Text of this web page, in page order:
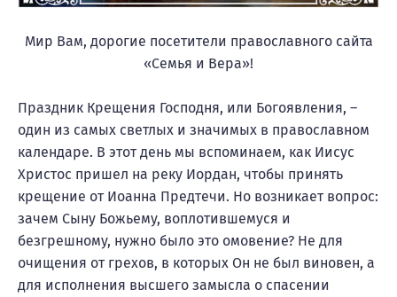
Мир Вам, дорогие посетители православного сайта
«Семья и Вера»!
Праздник Крещения Господня, или Богоявления, –
один из самых светлых и значимых в православном
календаре. В этот день мы вспоминаем, как Иисус
Христос пришел на реку Иордан, чтобы принять
крещение от Иоанна Предтечи. Но возникает вопрос:
зачем Сыну Божьему, воплотившемуся и
безгрешному, нужно было это омовение? Не для
очищения от грехов, в которых Он не был виновен, а
для исполнения высшего замысла о спасении